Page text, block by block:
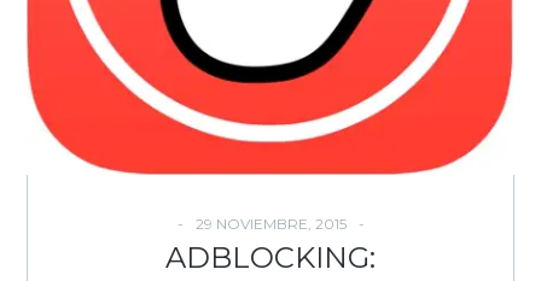
29 NOVIEMBRE, 2015
ADBLOCKING: